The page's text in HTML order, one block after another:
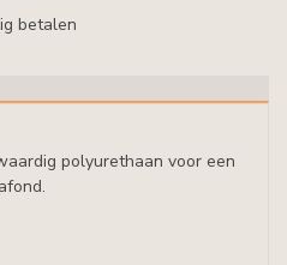
betalen
polyurethaan voor een